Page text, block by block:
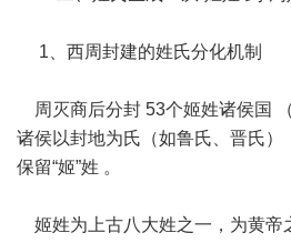
1、西周封建的姓氏分化机制
周灭商后分封 53个姬姓诸侯国
诸侯以封地为氏（如鲁氏、晋氏）
保留“姬”姓 。
姬姓为上古八大姓之一，为黄帝